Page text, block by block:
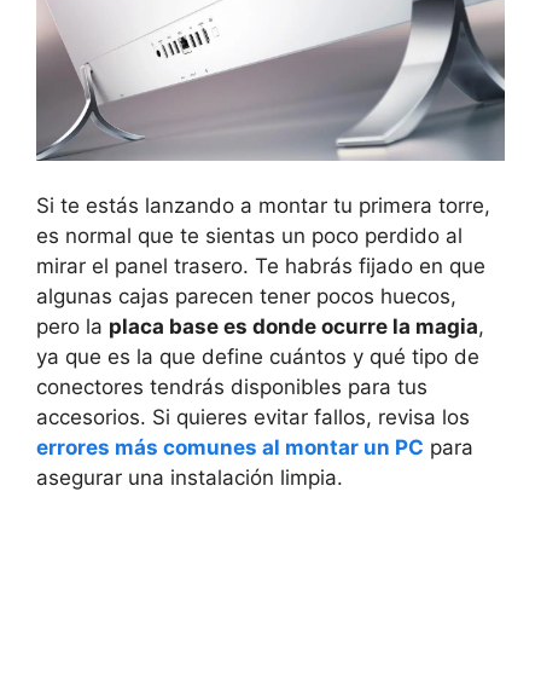
Si te estás lanzando a montar tu primera torre,
es normal que te sientas un poco perdido al
mirar el panel trasero. Te habrás fijado en que
algunas cajas parecen tener pocos huecos,
pero la placa base es donde ocurre la magia,
ya que es la que define cuántos y qué tipo de
conectores tendrás disponibles para tus
accesorios. Si quieres evitar fallos, revisa los
errores más comunes al montar un PC para
asegurar una instalación limpia.